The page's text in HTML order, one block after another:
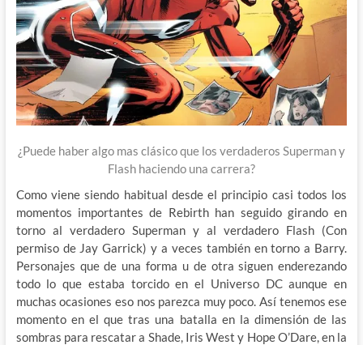
¿Puede haber algo mas clásico que los verdaderos Superman y
Flash haciendo una carrera?
Como viene siendo habitual desde el principio casi todos los
momentos importantes de Rebirth han seguido girando en
torno al verdadero Superman y al verdadero Flash (Con
permiso de Jay Garrick) y a veces también en torno a Barry.
Personajes que de una forma u de otra siguen enderezando
todo lo que estaba torcido en el Universo DC aunque en
muchas ocasiones eso nos parezca muy poco. Así tenemos ese
momento en el que tras una batalla en la dimensión de las
sombras para rescatar a Shade, Iris West y Hope O’Dare, en la